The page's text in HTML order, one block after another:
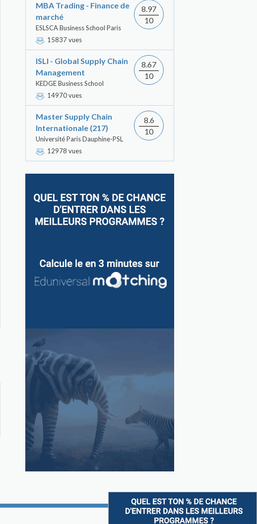
MBA Trading - Finance de
marché
ESLSCA Business School Paris
15837 vues
8.97
10
ISLI - Global Supply Chain
Management
KEDGE Business School
14970 vues
8.67
10
Master Supply Chain
Internationale (217)
Université Paris Dauphine-PSL
12978 vues
8.6
10